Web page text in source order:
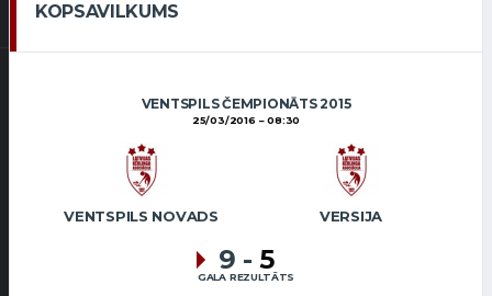
KOPSAVILKUMS
VENTSPILS ČEMPIONĀTS 2015
25/03/2016 08:30
VENTSPILS NOVADS VERSIJA
9 - 5
GALA REZULTĀTS